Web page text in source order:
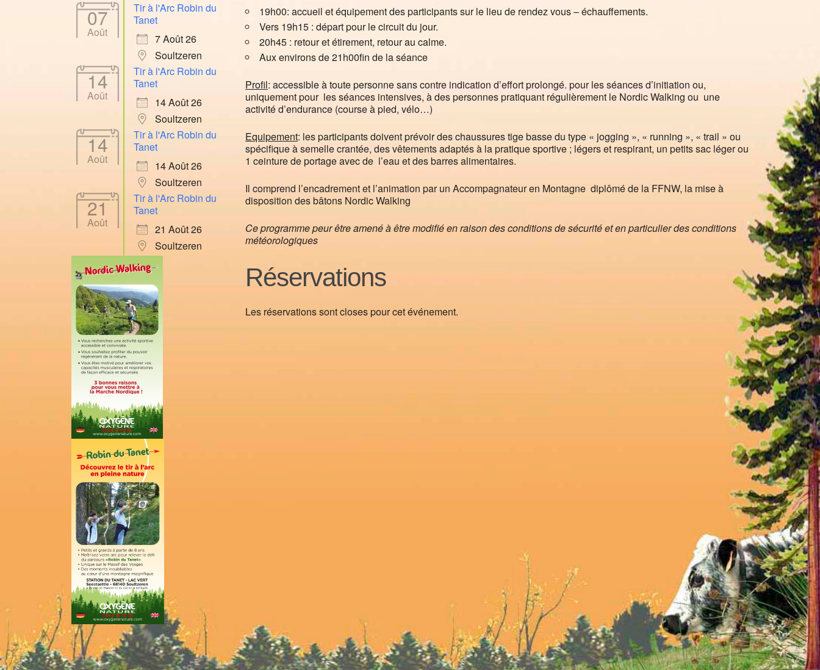
19h00: accueil et équipement des participants sur le lieu de rendez vous – échauffements.
Vers 19h15 : départ pour le circuit du jour.
20h45 : retour et étirement, retour au calme.
Aux environs de 21h00fin de la séance
Profil: accessible à toute personne sans contre indication d’effort prolongé. pour les séances d’initiation ou,
uniquement pour les séances intensives, à des personnes pratiquant régulièrement le Nordic Walking ou une
activité d’endurance (course à pied, vélo…)
Equipement: les participants doivent prévoir des chaussures tige basse du type « jogging », « running », « trail » ou
spécifique à semelle crantée, des vêtements adaptés à la pratique sportive ; légers et respirant, un petits sac léger ou
1 ceinture de portage avec de l’eau et des barres alimentaires.
Il comprend l’encadrement et l’animation par un Accompagnateur en Montagne diplômé de la FFNW, la mise à
disposition des bâtons Nordic Walking
Ce programme peur être amené à être modifié en raison des conditions de sécurité et en particulier des conditions
météorologiques
Réservations
Les réservations sont closes pour cet événement.
07
Août
Tir à l'Arc Robin du
Tanet
7 Août 26
Soultzeren
14
Août
Tir à l'Arc Robin du
Tanet
14 Août 26
Soultzeren
14
Août
Tir à l'Arc Robin du
Tanet
14 Août 26
Soultzeren
21
Août
Tir à l'Arc Robin du
Tanet
21 Août 26
Soultzeren